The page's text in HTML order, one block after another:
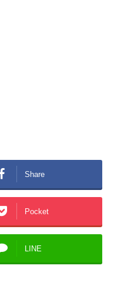
Share
Pocket
LINE